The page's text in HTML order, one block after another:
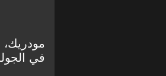
في الجولة 21 من الدوري الإنجليزي، سرعة وصلت إلى 36.63